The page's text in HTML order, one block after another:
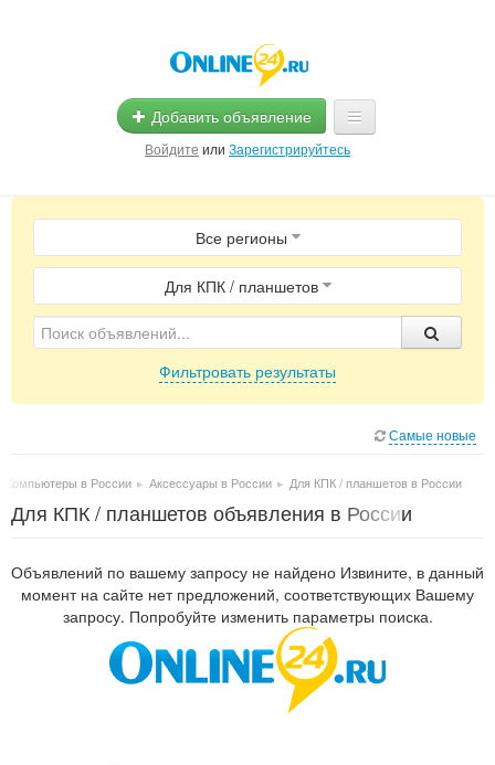
Добавить объявление
Войдите или Зарегистрируйтесь
Главная
Помощь
Услуги
Магазины
Все регионы
Для КПК / планшетов
Фильтровать результаты
Самые новые
Компьютеры в России ▸ Аксессуары в России ▸ Для КПК / планшетов в России
Для КПК / планшетов объявления в России
Объявлений по вашему запросу не найдено Извините, в данный
момент на сайте нет предложений, соответствующих Вашему
запросу. Попробуйте изменить параметры поиска.